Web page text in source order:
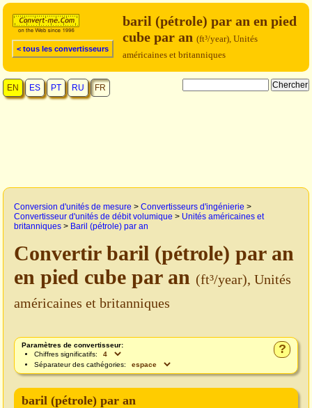
< tous les convertisseurs
baril (pétrole) par an en pied
cube par an (ft³/year), Unités
américaines et britanniques
EN ES PT RU FR
Conversion d'unités de mesure > Convertisseurs d'ingénierie >
Convertisseur d'unités de débit volumique > Unités américaines et
britanniques > Baril (pétrole) par an
Convertir baril (pétrole) par an
en pied cube par an (ft³/year), Unités
américaines et britanniques
?
Paramètres de convertisseur:
Chiffres significatifs:
Séparateur des cathégories:
baril (pétrole) par an